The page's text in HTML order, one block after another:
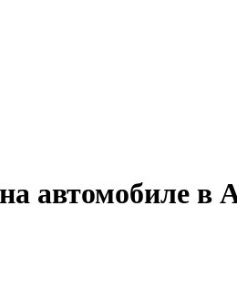
автомобиле в